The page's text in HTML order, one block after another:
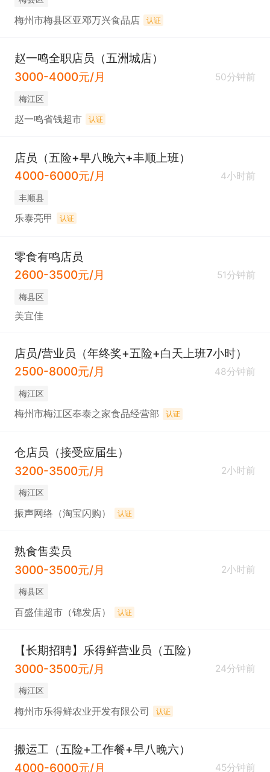
梅州市梅县区亚邓万兴食品店 认证
赵一鸣全职店员（五洲城店）
3000-4000元/月
50分钟前
梅江区
赵一鸣省钱超市 认证
店员（五险+早八晚六+丰顺上班）
4000-6000元/月
4小时前
丰顺县
乐泰亮甲 认证
零食有鸣店员
2600-3500元/月
51分钟前
梅县区
美宜佳
店员/营业员（年终奖+五险+白天上班7小时）
2500-8000元/月
48分钟前
梅江区
梅州市梅江区奉泰之家食品经营部 认证
仓店员（接受应届生）
3200-3500元/月
2小时前
梅江区
振声网络（淘宝闪购） 认证
熟食售卖员
3000-3500元/月
2小时前
梅县区
百盛佳超市（锦发店） 认证
【长期招聘】乐得鲜营业员（五险）
3000-3500元/月
24分钟前
梅江区
梅州市乐得鲜农业开发有限公司 认证
搬运工（五险+工作餐+早八晚六）
4000-6000元/月
45分钟前